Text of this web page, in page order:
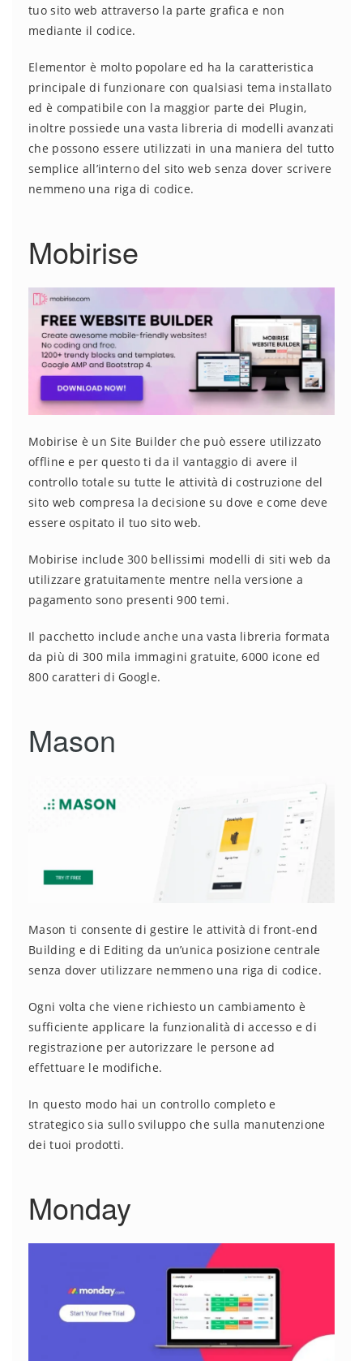
tuo sito web attraverso la parte grafica e non
mediante il codice.
Elementor è molto popolare ed ha la caratteristica
principale di funzionare con qualsiasi tema installato
ed è compatibile con la maggior parte dei Plugin,
inoltre possiede una vasta libreria di modelli avanzati
che possono essere utilizzati in una maniera del tutto
semplice all’interno del sito web senza dover scrivere
nemmeno una riga di codice.
Mobirise
Mobirise è un Site Builder che può essere utilizzato
offline e per questo ti da il vantaggio di avere il
controllo totale su tutte le attività di costruzione del
sito web compresa la decisione su dove e come deve
essere ospitato il tuo sito web.
Mobirise include 300 bellissimi modelli di siti web da
utilizzare gratuitamente mentre nella versione a
pagamento sono presenti 900 temi.
Il pacchetto include anche una vasta libreria formata
da più di 300 mila immagini gratuite, 6000 icone ed
800 caratteri di Google.
Mason
Mason ti consente di gestire le attività di front-end
Building e di Editing da un’unica posizione centrale
senza dover utilizzare nemmeno una riga di codice.
Ogni volta che viene richiesto un cambiamento è
sufficiente applicare la funzionalità di accesso e di
registrazione per autorizzare le persone ad
effettuare le modifiche.
In questo modo hai un controllo completo e
strategico sia sullo sviluppo che sulla manutenzione
dei tuoi prodotti.
Monday